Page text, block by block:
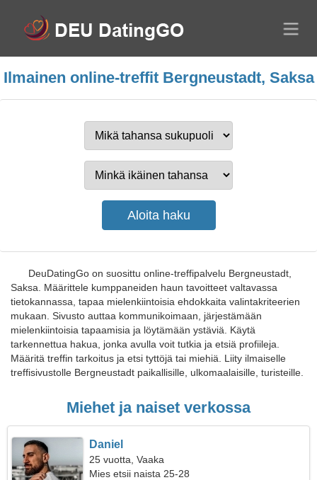
Ilmainen online-treffit Bergneustadt, Saksa
DeuDatingGo on suosittu online-treffipalvelu Bergneustadt,
Saksa. Määrittele kumppaneiden haun tavoitteet valtavassa
tietokannassa, tapaa mielenkiintoisia ehdokkaita valintakriteerien
mukaan. Sivusto auttaa kommunikoimaan, järjestämään
mielenkiintoisia tapaamisia ja löytämään ystäviä. Käytä
tarkennettua hakua, jonka avulla voit tutkia ja etsiä profiileja.
Määritä treffin tarkoitus ja etsi tyttöjä tai miehiä. Liity ilmaiselle
treffisivustolle Bergneustadt paikallisille, ulkomaalaisille, turisteille.
Miehet ja naiset verkossa
Daniel
25 vuotta, Vaaka
Mies etsii naista 25-28